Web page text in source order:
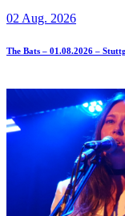
02 Aug. 2026
The Bats – 01.08.2026 –